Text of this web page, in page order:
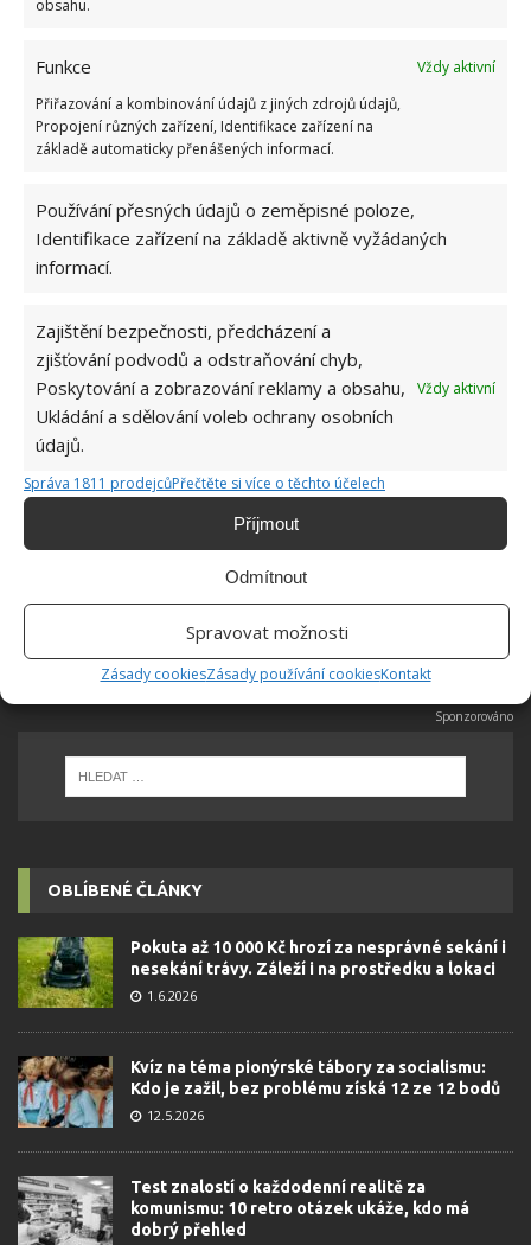
obsahu.
Funkce
Vždy aktivní
Přiřazování a kombinování údajů z jiných zdrojů údajů,
Propojení různých zařízení, Identifikace zařízení na
základě automaticky přenášených informací.
Používání přesných údajů o zeměpisné poloze,
Identifikace zařízení na základě aktivně vyžádaných
informací.
Zajištění bezpečnosti, předcházení a
zjišťování podvodů a odstraňování chyb,
Poskytování a zobrazování reklamy a obsahu,
Ukládání a sdělování voleb ochrany osobních
údajů.
Vždy aktivní
Správa 1811 prodejcůPřečtěte si více o těchto účelech
Příjmout
Odmítnout
Spravovat možnosti
Zásady cookiesZásady používání cookiesKontakt
Hana Musilová
přidala během svých studií a práce
redaktorky ji tak nadchla, že se
rozhodla zůstat. Její v...
OBLÍBENÉ ČLÁNKY
Pokuta až 10 000 Kč hrozí za nesprávné sekání i
nesekání trávy. Záleží i na prostředku a lokaci
1.6.2026
Kvíz na téma pionýrské tábory za socialismu:
Kdo je zažil, bez problému získá 12 ze 12 bodů
12.5.2026
Test znalostí o každodenní realitě za
komunismu: 10 retro otázek ukáže, kdo má
dobrý přehled